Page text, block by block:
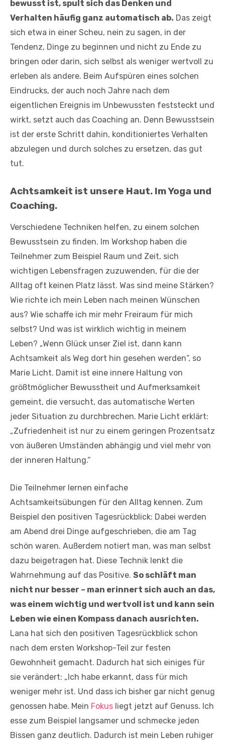
bewusst ist, spult sich das Denken und
Verhalten häufig ganz automatisch ab. Das zeigt
sich etwa in einer Scheu, nein zu sagen, in der
Tendenz, Dinge zu beginnen und nicht zu Ende zu
bringen oder darin, sich selbst als weniger wertvoll zu
erleben als andere. Beim Aufspüren eines solchen
Eindrucks, der auch noch Jahre nach dem
eigentlichen Ereignis im Unbewussten feststeckt und
wirkt, setzt auch das Coaching an. Denn Bewusstsein
ist der erste Schritt dahin, konditioniertes Verhalten
abzulegen und durch solches zu ersetzen, das gut
tut.
Achtsamkeit ist unsere Haut. Im Yoga und
Coaching.
Verschiedene Techniken helfen, zu einem solchen
Bewusstsein zu finden. Im Workshop haben die
Teilnehmer zum Beispiel Raum und Zeit, sich
wichtigen Lebensfragen zuzuwenden, für die der
Alltag oft keinen Platz lässt. Was sind meine Stärken?
Wie richte ich mein Leben nach meinen Wünschen
aus? Wie schaffe ich mir mehr Freiraum für mich
selbst? Und was ist wirklich wichtig in meinem
Leben? „Wenn Glück unser Ziel ist, dann kann
Achtsamkeit als Weg dort hin gesehen werden“, so
Marie Licht. Damit ist eine innere Haltung von
größtmöglicher Bewusstheit und Aufmerksamkeit
gemeint, die versucht, das automatische Werten
jeder Situation zu durchbrechen. Marie Licht erklärt:
„Zufriedenheit ist nur zu einem geringen Prozentsatz
von äußeren Umständen abhängig und viel mehr von
der inneren Haltung.“
Die Teilnehmer lernen einfache
Achtsamkeitsübungen für den Alltag kennen. Zum
Beispiel den positiven Tagesrückblick: Dabei werden
am Abend drei Dinge aufgeschrieben, die am Tag
schön waren. Außerdem notiert man, was man selbst
dazu beigetragen hat. Diese Technik lenkt die
Wahrnehmung auf das Positive. So schläft man
nicht nur besser – man erinnert sich auch an das,
was einem wichtig und wertvoll ist und kann sein
Leben wie einen Kompass danach ausrichten.
Lana hat sich den positiven Tagesrückblick schon
nach dem ersten Workshop-Teil zur festen
Gewohnheit gemacht. Dadurch hat sich einiges für
sie verändert: „Ich habe erkannt, dass für mich
weniger mehr ist. Und dass ich bisher gar nicht genug
genossen habe. Mein Fokus liegt jetzt auf Genuss. Ich
esse zum Beispiel langsamer und schmecke jeden
Bissen ganz deutlich. Dadurch ist mein Leben ruhiger